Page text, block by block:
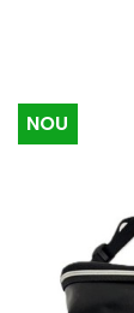
NOU